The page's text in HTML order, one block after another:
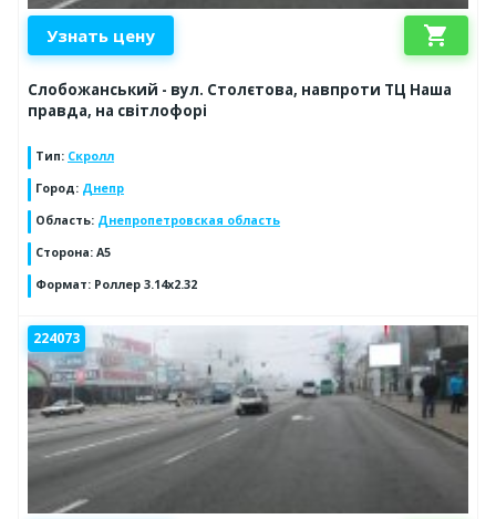
Узнать цену shopping_cart
Слобожанський - вул. Столєтова, навпроти ТЦ Наша
правда, на світлофорі
Тип: Скролл
Город: Днепр
Область: Днепропетровская область
Сторона: А5
Формат: Роллер 3.14х2.32
224073